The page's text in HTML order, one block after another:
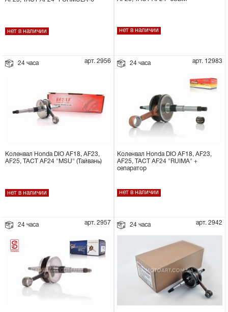
Свечи на мотоблок
Глушитель на мотоблок
Элементы управления, тросики на
Навесное и запчасти к нему
нет в наличии нет в наличии
24 часа арт. 2956
Коленвал Honda DIO AF18, AF23,
AF25, TACT AF24 "MSU" (Тайвань)
нет в наличии
24 часа арт. 12983
Коленвал Honda DIO AF18, AF23,
AF25, TACT AF24 "RUIMA" +
сепаратор
нет в наличии
24 часа арт. 2957 24 часа арт. 2942